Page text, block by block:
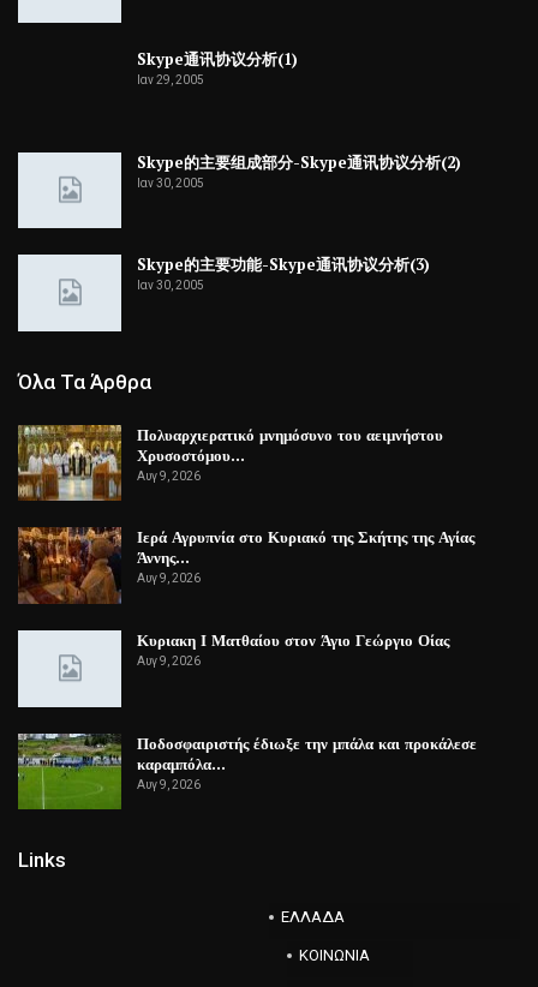
Skype通讯协议分析(1)
Ιαν 29, 2005
Skype的主要组成部分-Skype通讯协议分析(2)
Ιαν 30, 2005
Skype的主要功能-Skype通讯协议分析(3)
Ιαν 30, 2005
Όλα Τα Άρθρα
Πολυαρχιερατικό μνημόσυνο του αειμνήστου
Χρυσοστόμου…
Αυγ 9, 2026
Ιερά Αγρυπνία στο Κυριακό της Σκήτης της Αγίας
Άννης…
Αυγ 9, 2026
Κυριακη Ι Ματθαίου στον Άγιο Γεώργιο Οίας
Αυγ 9, 2026
Ποδοσφαιριστής έδιωξε την μπάλα και προκάλεσε
καραμπόλα…
Αυγ 9, 2026
Links
ΕΛΛΑΔΑ
ΚΟΙΝΩΝΙΑ